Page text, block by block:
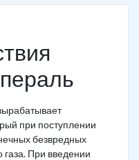
при поступлении
безвредных
газа. При введении